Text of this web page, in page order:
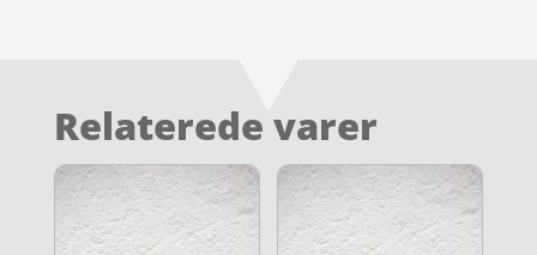
Relaterede varer